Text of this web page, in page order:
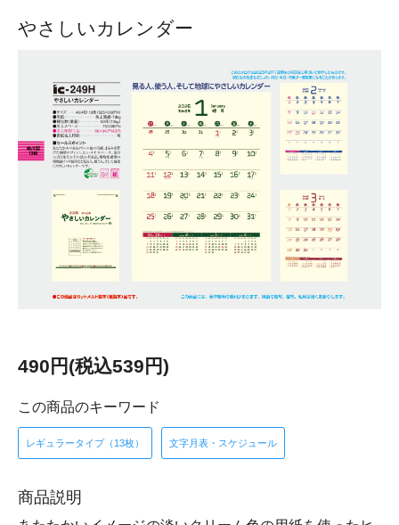
やさしいカレンダー
490円(税込539円)
この商品のキーワード
レギュラータイプ（13枚） 文字月表・スケジュール
商品説明